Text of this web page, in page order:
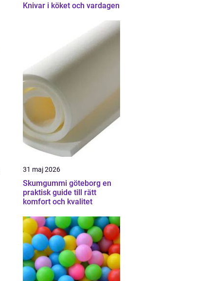
Knivar i köket och vardagen
31 maj 2026
Skumgummi göteborg en
praktisk guide till rätt
komfort och kvalitet